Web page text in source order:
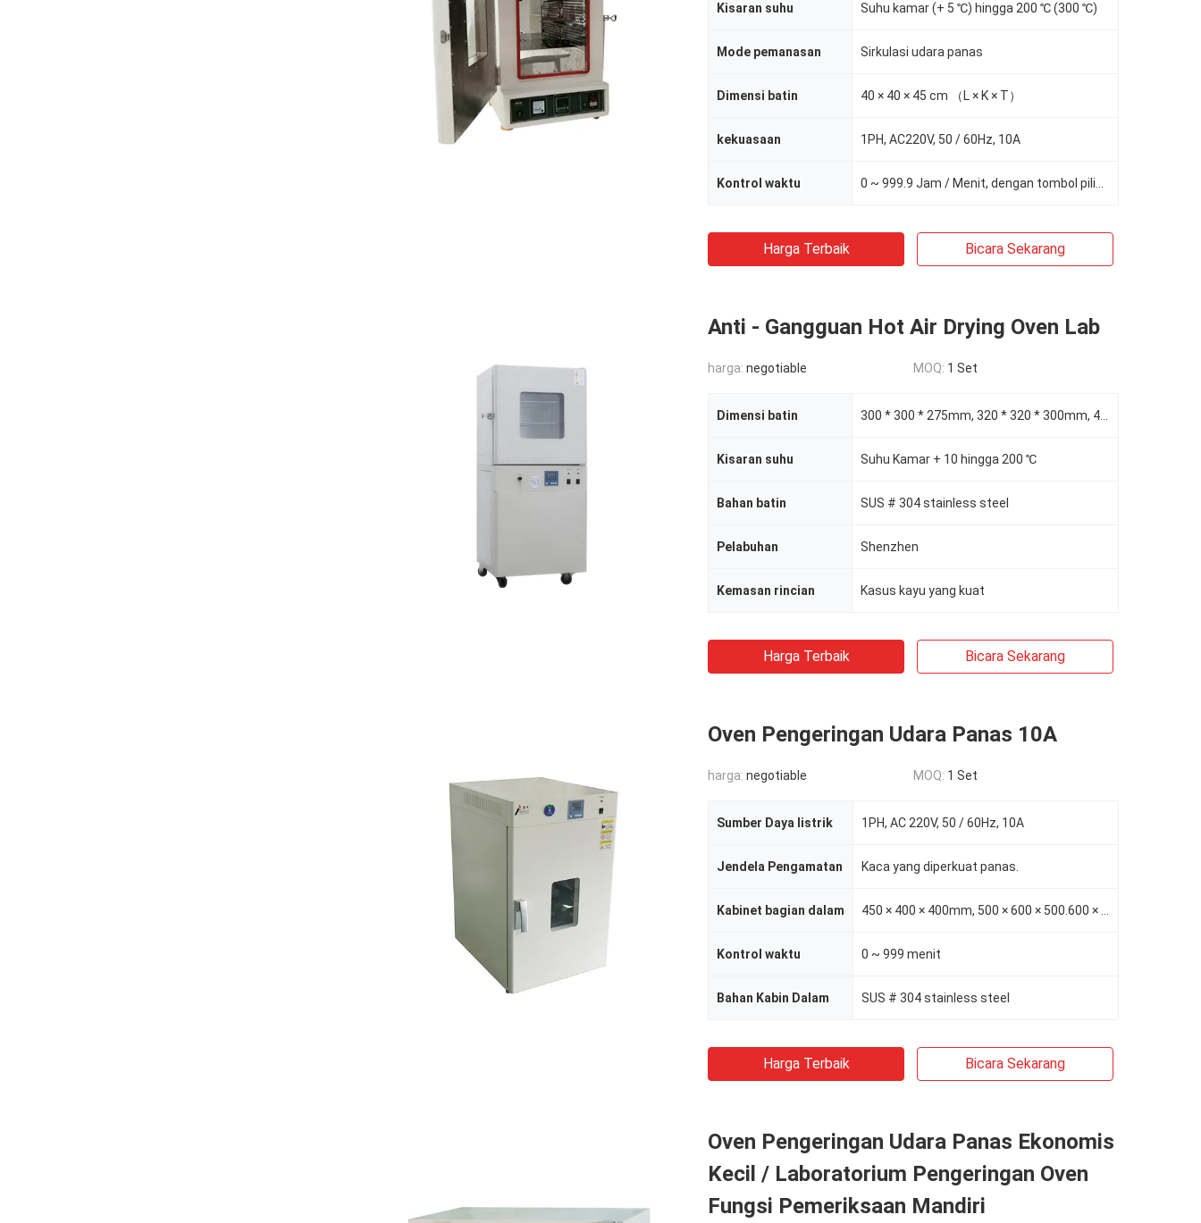
Kisaran suhu Suhu kamar (+ 5 ℃) hingga 200 ℃ (300 ℃)
Mode pemanasan Sirkulasi udara panas
Dimensi batin 40 × 40 × 45 cm （L × K × T）
kekuasaan 1PH, AC220V, 50 / 60Hz, 10A
Kontrol waktu
Harga Terbaik Bicara Sekarang
Anti - Gangguan Hot Air Drying Oven Lab
harga: negotiable MOQ: 1 Set
Dimensi batin
Kisaran suhu Suhu Kamar + 10 hingga 200 ℃
Bahan batin SUS # 304 stainless steel
Pelabuhan Shenzhen
Kemasan rincian Kasus kayu yang kuat
Harga Terbaik Bicara Sekarang
Oven Pengeringan Udara Panas 10A
harga: negotiable MOQ: 1 Set
Sumber Daya listrik 1PH, AC 220V, 50 / 60Hz, 10A
Jendela Pengamatan Kaca yang diperkuat panas.
Kabinet bagian dalam
Kontrol waktu 0 ~ 999 menit
Bahan Kabin Dalam SUS # 304 stainless steel
Harga Terbaik Bicara Sekarang
Oven Pengeringan Udara Panas Ekonomis
Kecil / Laboratorium Pengeringan Oven
Fungsi Pemeriksaan Mandiri